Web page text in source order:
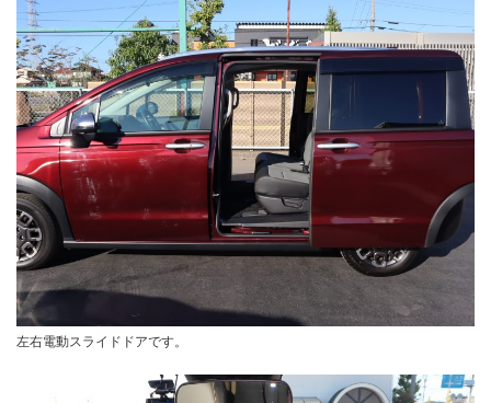
左右電動スライドドアです。